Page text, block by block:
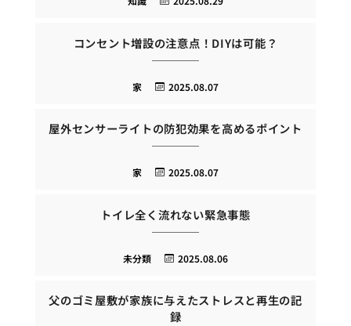
コンセント増設の注意点！DIYは可能？
2025.08.07
家
屋外センサーライトの防犯効果を高めるポイント
2025.08.07
家
トイレ全く流れない緊急事態
2025.08.06
未分類
父のゴミ屋敷が家族に与えたストレスと再生の記
録